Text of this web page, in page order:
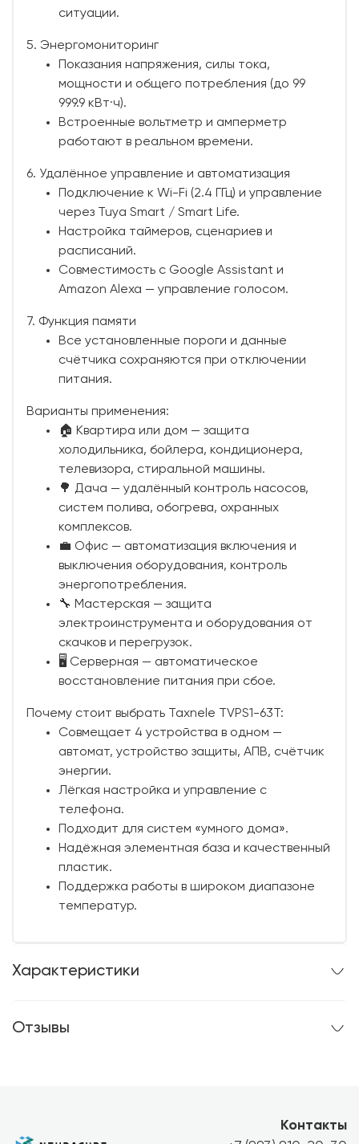
ситуации.
5. Энергомониторинг
Показания напряжения, силы тока,
мощности и общего потребления (до 99
999.9 кВт·ч).
Встроенные вольтметр и амперметр
работают в реальном времени.
6. Удалённое управление и автоматизация
Подключение к Wi-Fi (2.4 ГГц) и управление
через Tuya Smart / Smart Life.
Настройка таймеров, сценариев и
расписаний.
Совместимость с Google Assistant и
Amazon Alexa — управление голосом.
7. Функция памяти
Все установленные пороги и данные
счётчика сохраняются при отключении
питания.
Варианты применения:
🏠 Квартира или дом — защита
холодильника, бойлера, кондиционера,
телевизора, стиральной машины.
🌳 Дача — удалённый контроль насосов,
систем полива, обогрева, охранных
комплексов.
💼 Офис — автоматизация включения и
выключения оборудования, контроль
энергопотребления.
🔧 Мастерская — защита
электроинструмента и оборудования от
скачков и перегрузок.
🖥 Серверная — автоматическое
восстановление питания при сбое.
Почему стоит выбрать Taxnele TVPS1-63T:
Совмещает 4 устройства в одном —
автомат, устройство защиты, АПВ, счётчик
энергии.
Лёгкая настройка и управление с
телефона.
Подходит для систем «умного дома».
Надёжная элементная база и качественный
пластик.
Поддержка работы в широком диапазоне
температур.
Характеристики
Отзывы
Контакты